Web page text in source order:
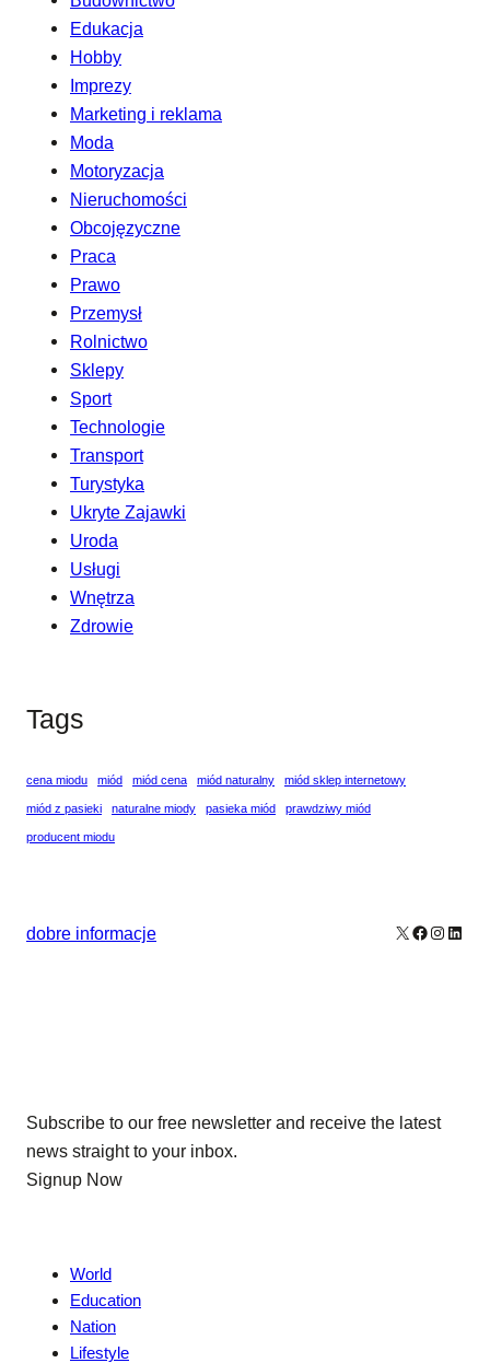
Edukacja
Hobby
Imprezy
Marketing i reklama
Moda
Motoryzacja
Nieruchomości
Obcojęzyczne
Praca
Prawo
Przemysł
Rolnictwo
Sklepy
Sport
Technologie
Transport
Turystyka
Ukryte Zajawki
Uroda
Usługi
Wnętrza
Zdrowie
Tags
cena miodu miód miód cena miód naturalny miód sklep internetowy
miód z pasieki naturalne miody pasieka miód prawdziwy miód
producent miodu
dobre informacje X Facebook
Subscribe to our free newsletter and receive the latest
news straight to your inbox.
Signup Now
World
Education
Nation
Lifestyle